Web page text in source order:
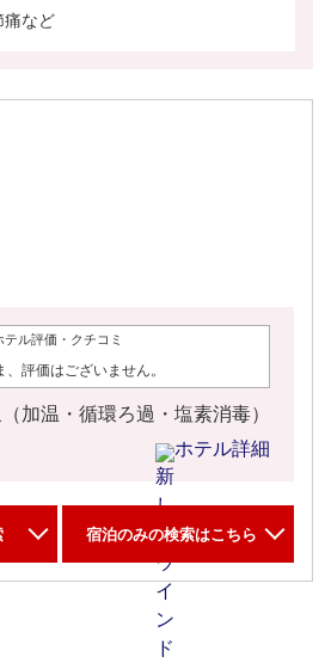
痛など
テル評価・クチコミ
、評価はございません。
加温・循環ろ過・塩素消毒）
ホテル詳細
宿泊のみの検索はこちら